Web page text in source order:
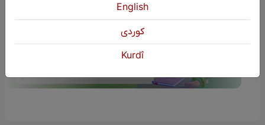
ÇÎROKÊN ZAROKAN (Çîroka Mam
Homere)
English
كوردی
Kurdî